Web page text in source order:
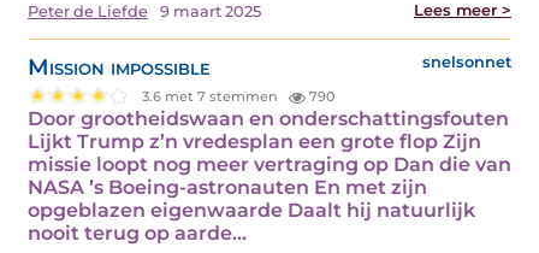
Peter de Liefde 9 maart 2025 Lees meer >
Mission impossible snelsonnet
3.6 met 7 stemmen 790
Door grootheidswaan en onderschattingsfouten
Lijkt Trump z’n vredesplan een grote flop Zijn
missie loopt nog meer vertraging op Dan die van
NASA ’s Boeing-astronauten En met zijn
opgeblazen eigenwaarde Daalt hij natuurlijk
nooit terug op aarde…